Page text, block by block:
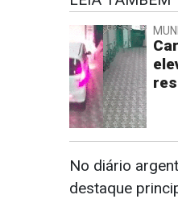
No diário
destaque